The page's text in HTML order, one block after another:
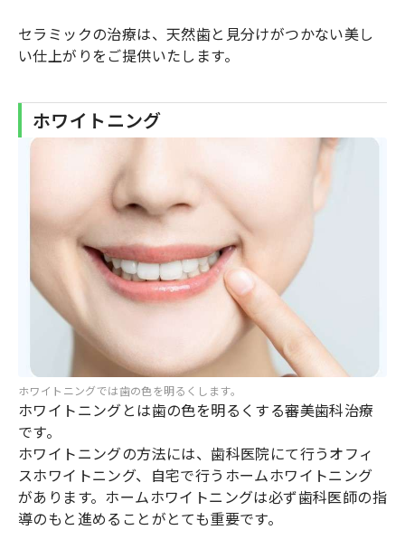
セラミックの治療は、天然歯と見分けがつかない美し
い仕上がりをご提供いたします。
ホワイトニング
ホワイトニングでは歯の色を明るくします。
ホワイトニングとは歯の色を明るくする審美歯科治療
です。
ホワイトニングの方法には、歯科医院にて行うオフィ
スホワイトニング、自宅で行うホームホワイトニング
があります。ホームホワイトニングは必ず歯科医師の指
導のもと進めることがとても重要です。